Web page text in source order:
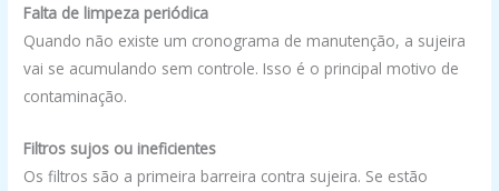
Falta de limpeza periódica
Quando não existe um cronograma de manutenção, a sujeira
vai se acumulando sem controle. Isso é o principal motivo de
contaminação.
Filtros sujos ou ineficientes
Os filtros são a primeira barreira contra sujeira. Se estão